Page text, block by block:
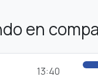
en
13:40